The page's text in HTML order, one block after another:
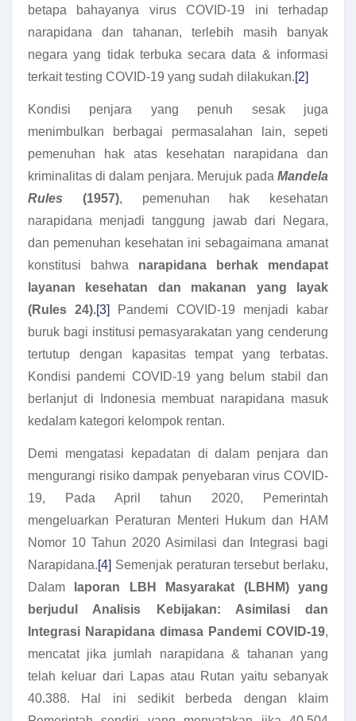
betapa bahayanya virus COVID-19 ini terhadap
narapidana dan tahanan, terlebih masih banyak
negara yang tidak terbuka secara data & informasi
terkait testing COVID-19 yang sudah dilakukan.[2]
Kondisi penjara yang penuh sesak juga
menimbulkan berbagai permasalahan lain, sepeti
pemenuhan hak atas kesehatan narapidana dan
kriminalitas di dalam penjara. Merujuk pada Mandela
Rules (1957), pemenuhan hak kesehatan
narapidana menjadi tanggung jawab dari Negara,
dan pemenuhan kesehatan ini sebagaimana amanat
konstitusi bahwa narapidana berhak mendapat
layanan kesehatan dan makanan yang layak
(Rules 24).[3]
Pandemi COVID-19 menjadi kabar
buruk bagi institusi pemasyarakatan yang cenderung
tertutup dengan kapasitas tempat yang terbatas.
Kondisi pandemi COVID-19 yang belum stabil dan
berlanjut di Indonesia membuat narapidana masuk
kedalam kategori kelompok rentan.
Demi mengatasi kepadatan di dalam penjara dan
mengurangi risiko dampak penyebaran virus COVID-
19, Pada April tahun 2020, Pemerintah
mengeluarkan Peraturan Menteri Hukum dan HAM
Nomor 10 Tahun 2020 Asimilasi dan Integrasi bagi
Narapidana.[4] Semenjak peraturan tersebut berlaku,
Dalam laporan LBH Masyarakat (LBHM) yang
berjudul Analisis Kebijakan: Asimilasi dan
Integrasi Narapidana dimasa Pandemi COVID-19,
mencatat jika jumlah narapidana & tahanan yang
telah keluar dari Lapas atau Rutan yaitu sebanyak
40.388. Hal ini sedikit berbeda dengan klaim